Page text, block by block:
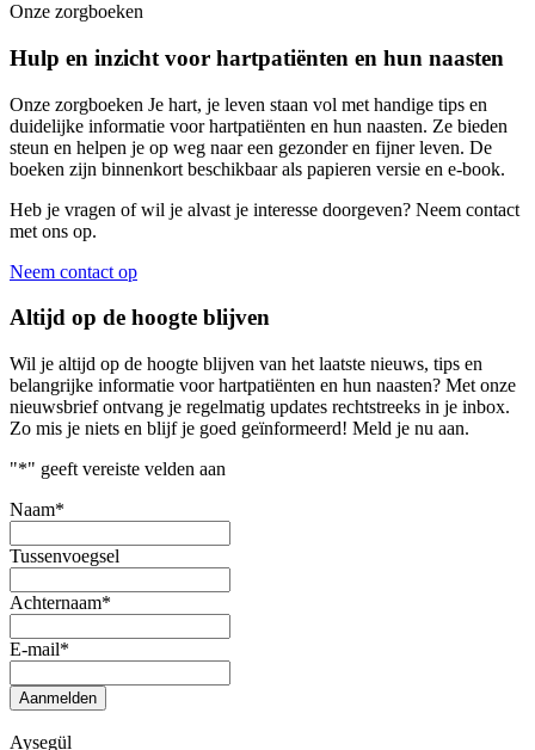
Onze zorgboeken
Hulp en inzicht voor hartpatiënten en hun naasten
Onze zorgboeken Je hart, je leven staan vol met handige tips en
duidelijke informatie voor hartpatiënten en hun naasten. Ze bieden
steun en helpen je op weg naar een gezonder en fijner leven. De
boeken zijn binnenkort beschikbaar als papieren versie en e-book.
Heb je vragen of wil je alvast je interesse doorgeven? Neem contact
met ons op.
Neem contact op
Altijd op de hoogte blijven
Wil je altijd op de hoogte blijven van het laatste nieuws, tips en
belangrijke informatie voor hartpatiënten en hun naasten? Met onze
nieuwsbrief ontvang je regelmatig updates rechtstreeks in je inbox.
Zo mis je niets en blijf je goed geïnformeerd! Meld je nu aan.
"*" geeft vereiste velden aan
Naam*
Tussenvoegsel
Achternaam*
E-mail*
Aanmelden
Aysegül